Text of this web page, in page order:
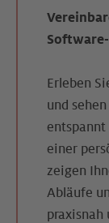
Erleben
und
entspannt
einer
zeigen
Abläufe
praxisnah